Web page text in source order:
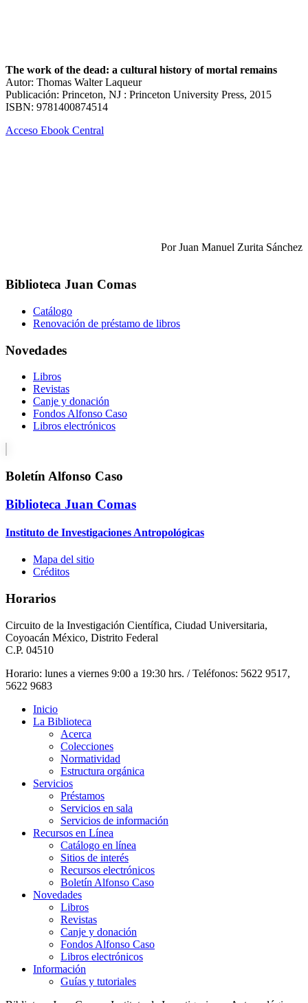
The work of the dead: a cultural history of mortal remains
Autor: Thomas Walter Laqueur
Publicación: Princeton, NJ : Princeton University Press, 2015
ISBN: 9781400874514
Acceso Ebook Central
Por Juan Manuel Zurita Sánchez
Biblioteca Juan Comas
Catálogo
Renovación de préstamo de libros
Novedades
Libros
Revistas
Canje y donación
Fondos Alfonso Caso
Libros electrónicos
Boletín Alfonso Caso
Biblioteca Juan Comas
Instituto de Investigaciones Antropológicas
Mapa del sitio
Créditos
Horarios
Circuito de la Investigación Científica, Ciudad Universitaria,
Coyoacán México, Distrito Federal
C.P. 04510
Horario: lunes a viernes 9:00 a 19:30 hrs. / Teléfonos: 5622 9517,
5622 9683
Inicio
La Biblioteca
Acerca
Colecciones
Normatividad
Estructura orgánica
Servicios
Préstamos
Servicios en sala
Servicios de información
Recursos en Línea
Catálogo en línea
Sitios de interés
Recursos electrónicos
Boletín Alfonso Caso
Novedades
Libros
Revistas
Canje y donación
Fondos Alfonso Caso
Libros electrónicos
Información
Guías y tutoriales